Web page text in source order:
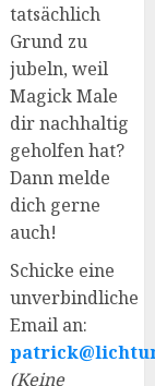
tatsächlich
Grund zu
jubeln, weil
Magick Male
dir nachhaltig
geholfen hat?
Dann melde
dich gerne
auch!
Schicke eine
unverbindliche
Email an:
(Keine